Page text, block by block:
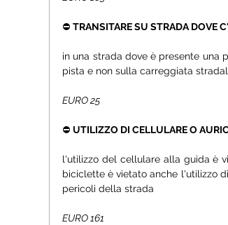
⛔ TRANSITARE SU STRADA DOVE
in una strada dove è presente
pista e non sulla carreggiata
EURO 25
⛔ UTILIZZO DI CELLULARE O
l'utilizzo del cellulare alla guida è
biciclette è vietato anche l'utilizzo
pericoli della strada
EURO 161